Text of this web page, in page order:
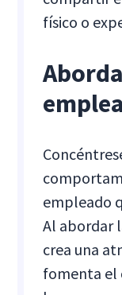
físico o
empleado
Al abordar
crea una
fomenta el